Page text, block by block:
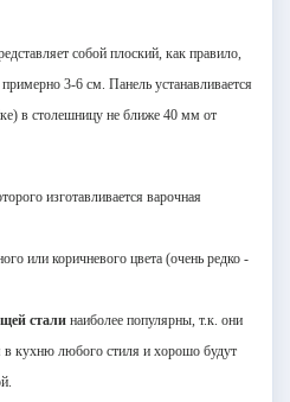
собой плоский, как правило,
3-6 см . Панель устанавливается
в столешницу не ближе 40 мм от
изготавливается варочная
или коричневого цвета (очень редко -
стали наиболее популярны, т.к. они
в кухню любого стиля и хорошо будут